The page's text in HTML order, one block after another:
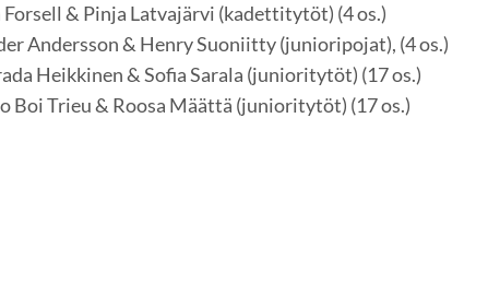
& Pinja Latvajärvi (kadettitytöt) (4 os.)
Andersson & Henry Suoniitty (junioripojat), (4 os.)
Heikkinen & Sofia Sarala (junioritytöt) (17 os.)
Boi Trieu & Roosa Määttä (junioritytöt) (17 os.)